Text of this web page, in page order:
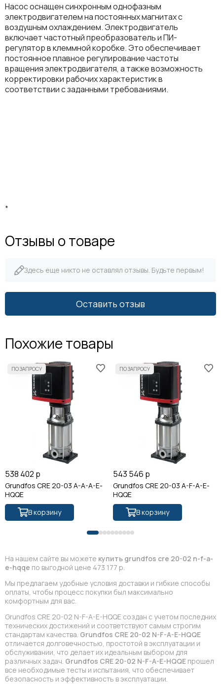
Насос оснащен синхронным однофазным
электродвигателем на постоянных магнитах с
воздушным охлаждением. Электродвигатель
включает частотный преобразователь и ПИ-
регулятор в клеммной коробке. Это обеспечивает
постоянное плавное регулирование частоты
вращения электродвигателя, а также возможность
корректировки рабочих характеристик в
соответствии с заданными требованиями.
*
Отзывы о товаре
Здесь еще никто не оставлял отзывы. Будьте первым!
Оставить отзыв
Похожие товары
538 402 р
Grundfos CRE 20-03 A-A-A-E-
HQQE
В корзину
543 546 р
Grundfos CRE 20-03 A-F-A-E-
HQQE
В корзину
На нашем сайте вы можете купить grundfos cre 20-02 n-f-a-
e-hqqe по выгодной цене 473 177 р.
Мы предлагаем удобные условия доставки и гибкие способы
оплаты, чтобы процесс покупки был максимально
комфортным для вас.
Grundfos CRE 20-02 N-F-A-E-HQQE создан с учетом последних
технических достижений и соответствуют самым строгим
стандартам качества. Grundfos CRE 20-02 N-F-A-E-HQQE
отличается долговечностью, простотой в эксплуатации и
обслуживании, что делает их идеальным выбором для
различных задач. Grundfos CRE 20-02 N-F-A-E-HQQE прошел
все необходимые тесты и испытания, что обеспечивает
безопасность и эффективность в эксплуатации.